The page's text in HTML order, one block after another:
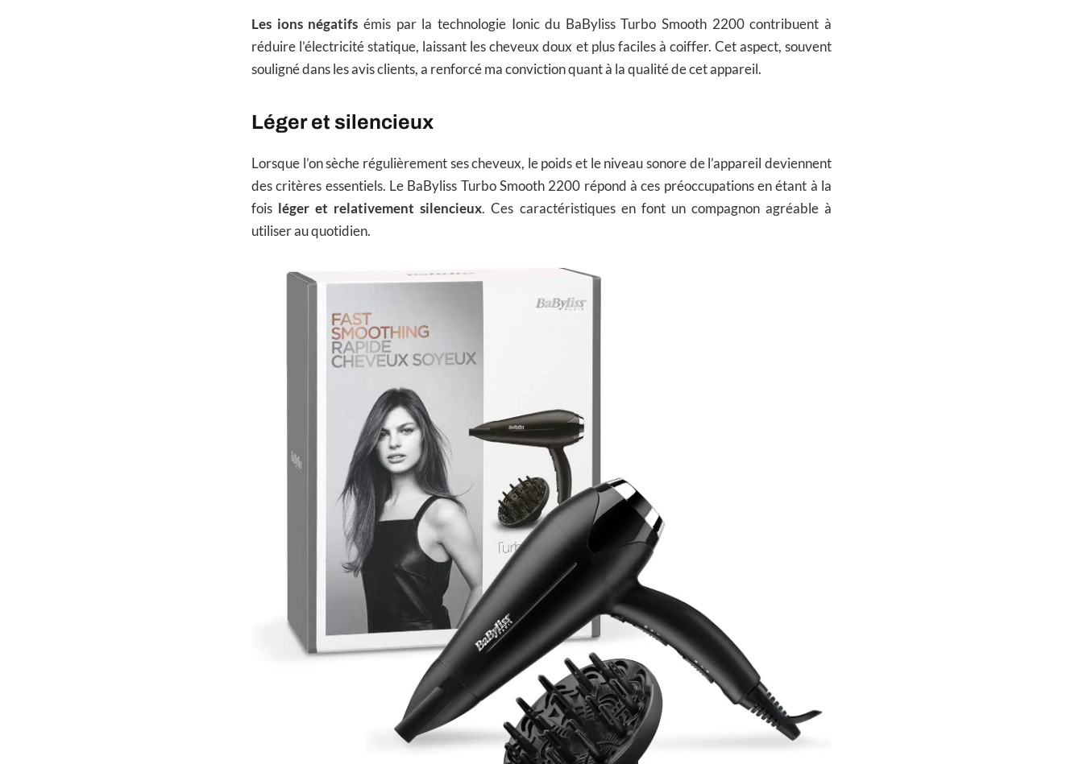
Les ions négatifs émis par la technologie Ionic du BaByliss Turbo Smooth 2200 contribuent à
réduire l’électricité statique, laissant les cheveux doux et plus faciles à coiffer. Cet aspect, souvent
souligné dans les avis clients, a renforcé ma conviction quant à la qualité de cet appareil.
Léger et silencieux
Lorsque l’on sèche régulièrement ses cheveux, le poids et le niveau sonore de l’appareil deviennent
des critères essentiels. Le BaByliss Turbo Smooth 2200 répond à ces préoccupations en étant à la
fois léger et relativement silencieux. Ces caractéristiques en font un compagnon agréable à
utiliser au quotidien.